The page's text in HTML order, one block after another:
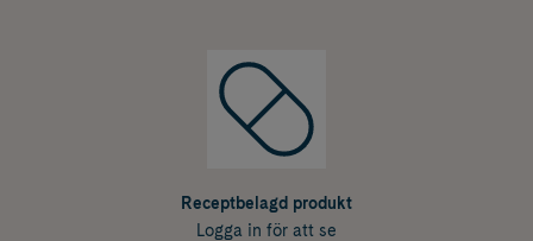
Receptbelagd produkt
Logga in för att se